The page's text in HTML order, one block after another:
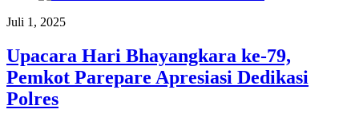
Juli 1, 2025
Upacara Hari Bhayangkara ke-79,
Pemkot Parepare Apresiasi Dedikasi
Polres